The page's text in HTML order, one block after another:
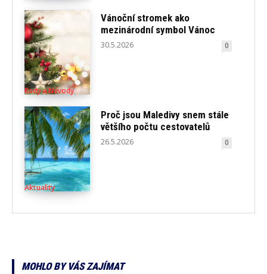
Rady a Návody
Vánoční stromek ako
mezinárodní symbol Vánoc
30.5.2026 0
Aktuality
Proč jsou Maledivy snem stále
většího počtu cestovatelů
26.5.2026 0
MOHLO BY VÁS ZAJÍMAT